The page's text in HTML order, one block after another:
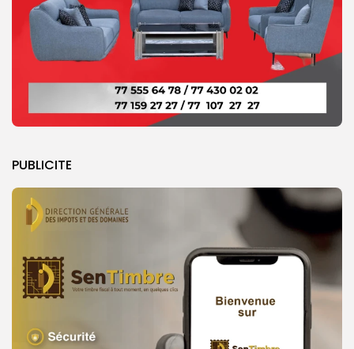
PUBLICITE